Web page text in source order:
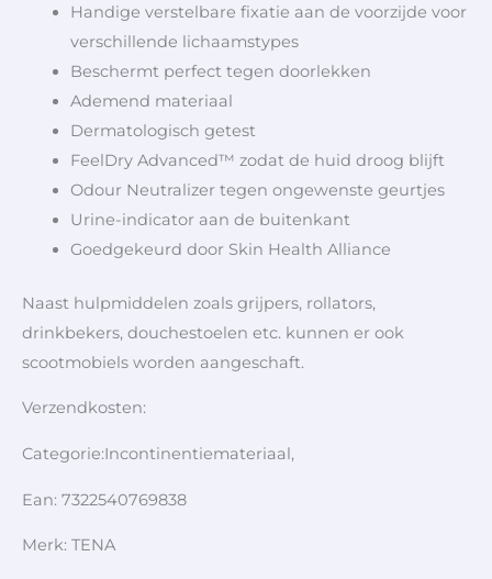
Handige verstelbare fixatie aan de voorzijde voor
verschillende lichaamstypes
Beschermt perfect tegen doorlekken
Ademend materiaal
Dermatologisch getest
FeelDry Advanced™ zodat de huid droog blijft
Odour Neutralizer tegen ongewenste geurtjes
Urine-indicator aan de buitenkant
Goedgekeurd door Skin Health Alliance
Naast hulpmiddelen zoals grijpers, rollators,
drinkbekers, douchestoelen etc. kunnen er ook
scootmobiels worden aangeschaft.
Verzendkosten:
Categorie:Incontinentiemateriaal,
Ean: 7322540769838
Merk: TENA